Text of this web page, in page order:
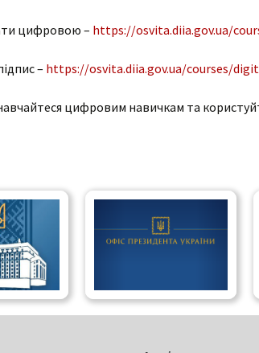
цифровою – https://osvita.diia.gov.ua/
– https://osvita.diia.gov.ua/courses/
цифровим навичкам та